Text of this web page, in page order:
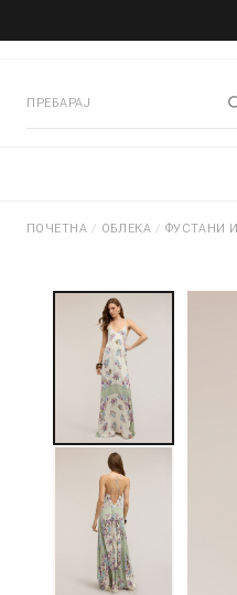
ПОЧЕТНА / ОБЛЕКА / ФУСТАНИ